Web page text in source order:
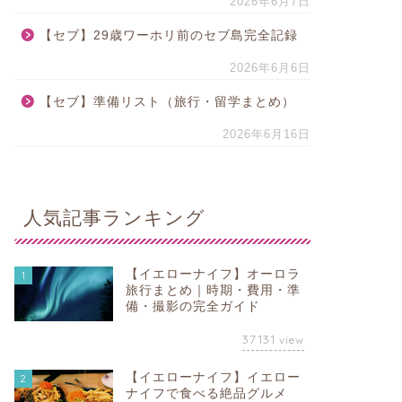
【セブ】29歳ワーホリ前のセブ島完全記録
2026年6月6日
【セブ】準備リスト（旅行・留学まとめ）
2026年6月16日
人気記事ランキング
1
【イエローナイフ】オーロラ
旅行まとめ｜時期・費用・準
備・撮影の完全ガイド
37131 view
2
【イエローナイフ】イエロー
ナイフで食べる絶品グルメ